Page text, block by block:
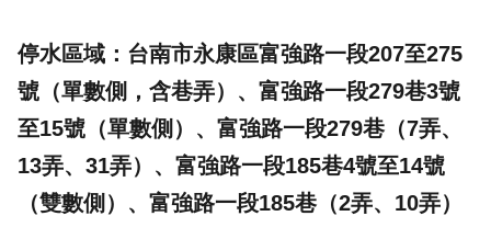
停水區域：台南市永康區富強路一段207至275
號（單數側，含巷弄）、富強路一段279巷3號
至15號（單數側）、富強路一段279巷（7弄、
13弄、31弄）、富強路一段185巷4號至14號
（雙數側）、富強路一段185巷（2弄、10弄）